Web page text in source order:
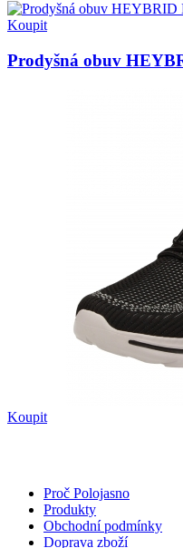
Koupit
Prodyšná obuv
Koupit
Proč Polojasno
Produkty
Obchodní podmínky
Doprava zboží